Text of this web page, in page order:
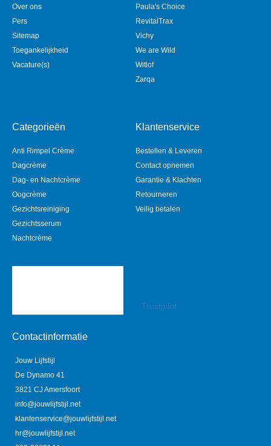
Over ons
Pers
Sitemap
Toegankelijkheid
Vacature(s)
Paula's Choice
RevitalTrax
Vichy
We are Wild
Witlof
Zarqa
Categorieën
Anti Rimpel Crème
Dagcrème
Dag- en Nachtcrème
Oogcrème
Gezichtsreiniging
Gezichtsserum
Nachtcrème
Klantenservice
Bestellen & Leveren
Contact opnemen
Garantie & Klachten
Retourneren
Veilig betalen
Trustpilot
Contactinformatie
Jouw Lijfstijl
De Dynamo 41
3821 CJ Amersfoort
info@jouwlijfstijl.net
klantenservice@jouwlijfstijl.net
hr@jouwlijfstijl.net